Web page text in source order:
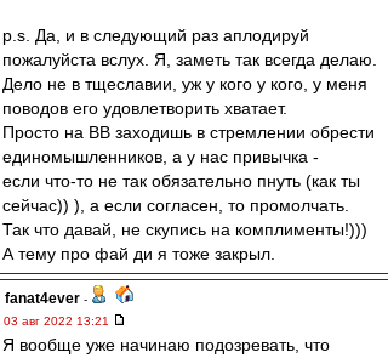
p.s. Да, и в следующий раз аплодируй
пожалуйста вслух. Я, заметь так всегда делаю.
Дело не в тщеславии, уж у кого у кого, у меня
поводов его удовлетворить хватает.
Просто на ВВ заходишь в стремлении обрести
единомышленников, а у нас привычка -
если что-то не так обязательно пнуть (как ты
сейчас)) ), а если согласен, то промолчать.
Так что давай, не скупись на комплименты!)))
А тему про фай ди я тоже закрыл.
fanat4ever -
03 авг 2022 13:21
Я вообще уже начинаю подозревать, что